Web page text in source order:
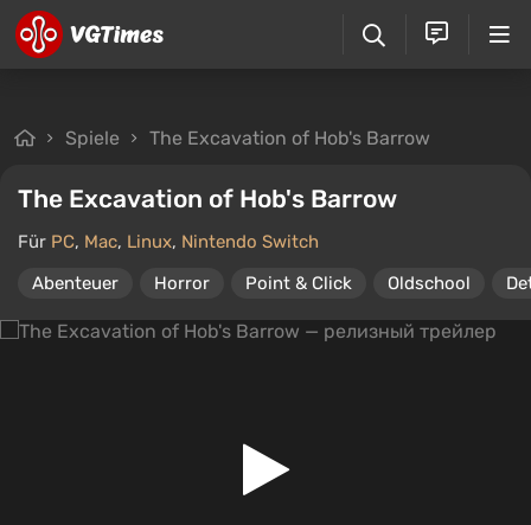
Spiele The Excavation of Hob's Barrow
The Excavation of Hob's Barrow
Für PC, Mac, Linux, Nintendo Switch
Abenteuer
Horror Point & Click Oldschool